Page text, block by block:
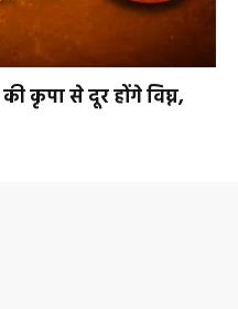
कृपा से दूर होंगे विघ्न,